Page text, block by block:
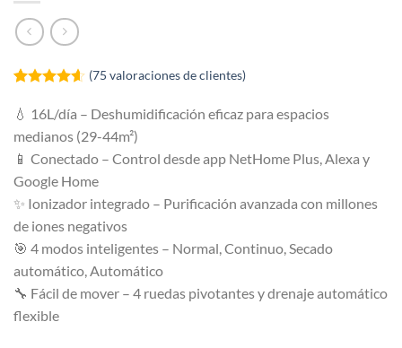
con4.55
base a
valoraciones
de clientes
(75 valoraciones de clientes)
💧 16L/día – Deshumidificación eficaz para espacios
medianos (29-44m²)
📱 Conectado – Control desde app NetHome Plus, Alexa y
Google Home
✨ Ionizador integrado – Purificación avanzada con millones
de iones negativos
🎯 4 modos inteligentes – Normal, Continuo, Secado
automático, Automático
🔧 Fácil de mover – 4 ruedas pivotantes y drenaje automático
flexible